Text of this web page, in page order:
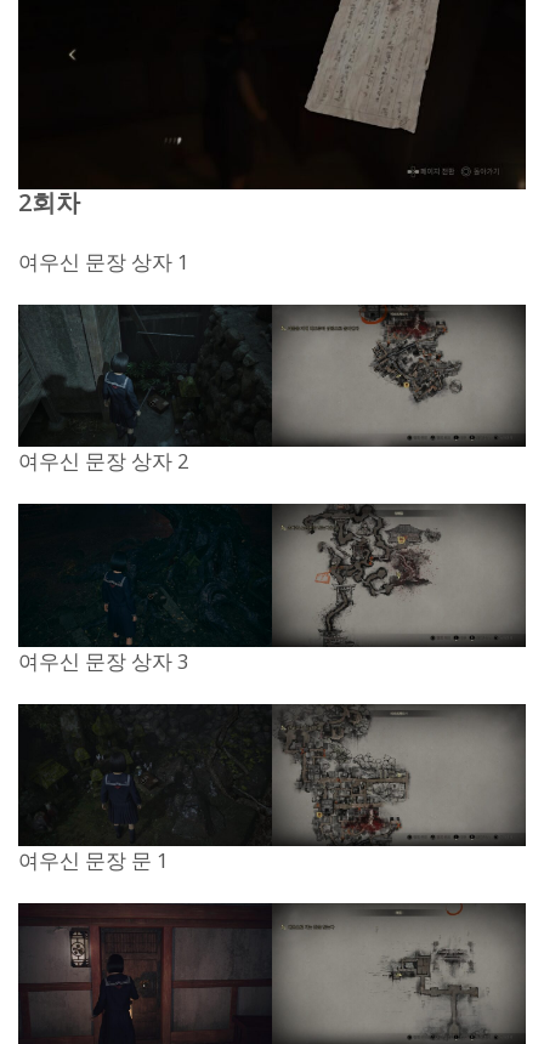
2회차
여우신 문장 상자 1
여우신 문장 상자 2
여우신 문장 상자 3
여우신 문장 문 1